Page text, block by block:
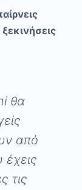
θα
από
έχεις
τις